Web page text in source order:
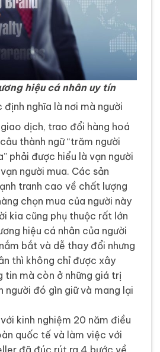
hiệu cá nhân uy tín
nghĩa là nơi mà người
dịch, trao đổi hàng hoá
thành ngữ “trăm người
phải được hiểu là vạn người
người mua. Các sản
tranh cao về chất lượng
chọn mua của người này
kia cũng phụ thuộc rất lớn
hiệu cá nhân của người
bắt và dễ thay đổi nhưng
thì không chỉ được xây
tin mà còn ở những giá trị
người đó gìn giữ và mang lại
kinh nghiệm 20 năm điều
quốc tế và làm việc với
đã đúc rút ra 4 bước về